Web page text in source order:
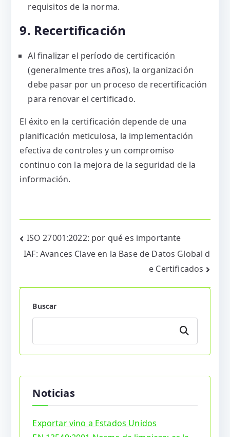
requisitos de la norma.
9. Recertificación
Al finalizar el período de certificación
(generalmente tres años), la organización
debe pasar por un proceso de recertificación
para renovar el certificado.
El éxito en la certificación depende de una
planificación meticulosa, la implementación
efectiva de controles y un compromiso
continuo con la mejora de la seguridad de la
información.
Navegación
de
entradas
ISO 27001:2022: por qué es importante
IAF: Avances Clave en la Base de Datos Global d
e Certificados
Buscar
Buscar
Noticias
Exportar vino a Estados Unidos